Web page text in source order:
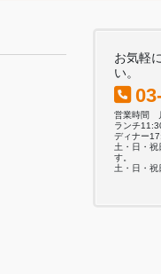
お気軽
い。
営業時間
ランチ
ディナー
土・日・祝
す。
土・日・祝